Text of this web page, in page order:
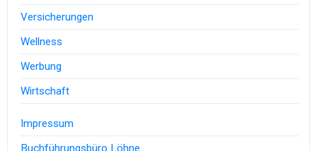
Versicherungen
Wellness
Werbung
Wirtschaft
Impressum
Buchführungsbüro Löhne